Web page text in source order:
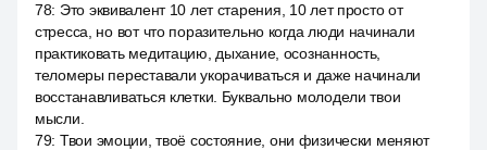
78: Это эквивалент 10 лет старения, 10 лет просто от
стресса, но вот что поразительно когда люди начинали
практиковать медитацию, дыхание, осознанность,
теломеры переставали укорачиваться и даже начинали
восстанавливаться клетки. Буквально молодели твои
мысли.
79: Твои эмоции, твоё состояние, они физически меняют